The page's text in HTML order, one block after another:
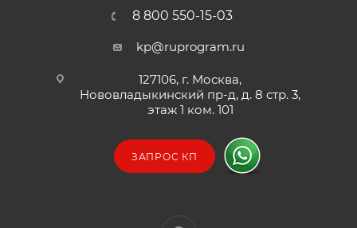
8 800 550-15-03
kp@ruprogram.ru
127106, г. Москва,
Нововладыкинский пр-д, д. 8 стр. 3,
этаж 1 ком. 101
ЗАПРОС КП